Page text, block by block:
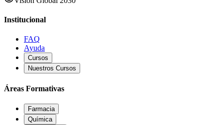
Institucional
FAQ
Ayuda
Cursos
Nuestros Cursos
Áreas Formativas
Farmacia
Química